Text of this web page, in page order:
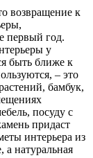
возвращение к
первый год.
у
быть ближе к
– это
бамбук,
посуду с
придаст
интерьера из
а натуральная